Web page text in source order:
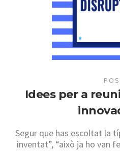
Idees per a
Segur que has escoltat la
inventat”, “això ja ho van